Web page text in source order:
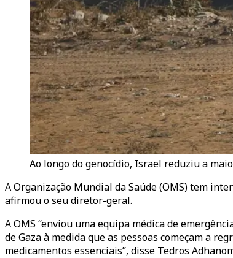
Ao longo do genocídio, Israel reduziu a
A Organização Mundial da Saúde (OMS) tem
afirmou o seu diretor-geral.
A OMS “enviou uma equipa médica de
de Gaza à medida que as pessoas começam a
medicamentos essenciais”, disse Tedros